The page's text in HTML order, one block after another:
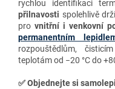
rychlou identifikaci
přilnavosti spolehlivě
pro vnitřní i venkovní
permanentním
rozpouštědlům,
teplotám od −20 °C do
✅Objednejte si